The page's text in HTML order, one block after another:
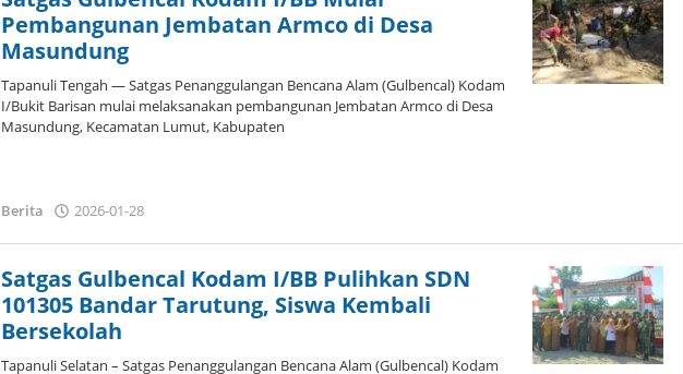
Pembangunan Jembatan Armco di Desa
Masundung
Tapanuli Tengah — Satgas Penanggulangan Bencana Alam (Gulbencal) Kodam
I/Bukit Barisan mulai melaksanakan pembangunan Jembatan Armco di Desa
Masundung, Kecamatan Lumut, Kabupaten
Berita 2026-01-28
Satgas Gulbencal Kodam I/BB Pulihkan SDN
101305 Bandar Tarutung, Siswa Kembali
Bersekolah
Tapanuli Selatan – Satgas Penanggulangan Bencana Alam (Gulbencal) Kodam